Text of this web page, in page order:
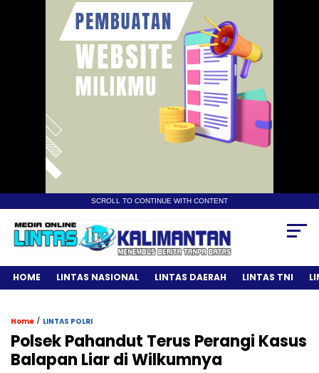
SCROLL TO CONTINUE WITH CONTENT
HOME LINTAS NASIONAL LINTAS DAERAH LINTAS TNI
Home / LINTAS POLRI
Polsek Pahandut Terus Perangi Kasus
Balapan Liar di Wilkumnya